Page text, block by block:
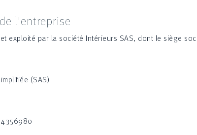
l'entreprise
exploité par la société Intérieurs SAS, dont le siège
(SAS)